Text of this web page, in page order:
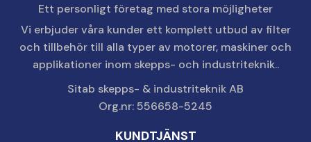
Ett personligt företag med stora möjligheter
Vi erbjuder våra kunder ett komplett utbud av filter
och tillbehör till alla typer av motorer, maskiner och
applikationer inom skepps- och industriteknik..
Sitab skepps- & industriteknik AB
Org.nr: 556658-5245
KUNDTJÄNST